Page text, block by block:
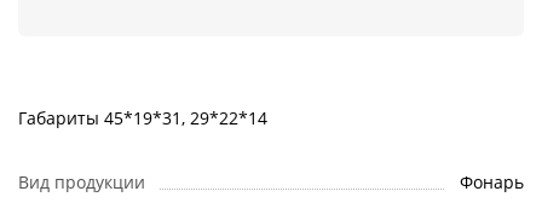
Габариты 45*19*31, 29*22*14
Вид продукции Фонарь